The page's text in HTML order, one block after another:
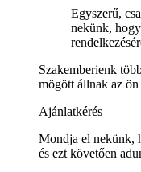
Egyszerű,
nekünk,
Szakemberienk
mögött állnak az ön
Ajánlatkérés
Mondja el nekünk,
és ezt követően